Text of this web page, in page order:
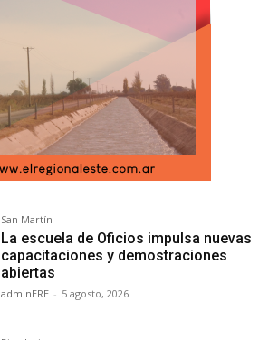
San Martín
La escuela de Oficios impulsa nuevas
capacitaciones y demostraciones
abiertas
adminERE - 5 agosto, 2026